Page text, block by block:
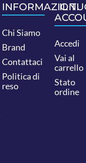
INFORMAZIONI
Chi Siamo
Brand
Contattaci
Politica di
reso
IL
Accedi
Vai al
carrello
Stato
ordine